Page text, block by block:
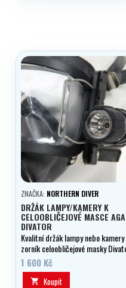
ZNAČKA: NORTHERN DIVER
DRŽÁK LAMPY/KAMERY K
CELOOBLIČEJOVÉ MASCE AGA
DIVATOR
Kvalitní držák lampy nebo kamery
zorník celoobličejové masky
AGA od Interspiro
1 600 Kč
 Koupit